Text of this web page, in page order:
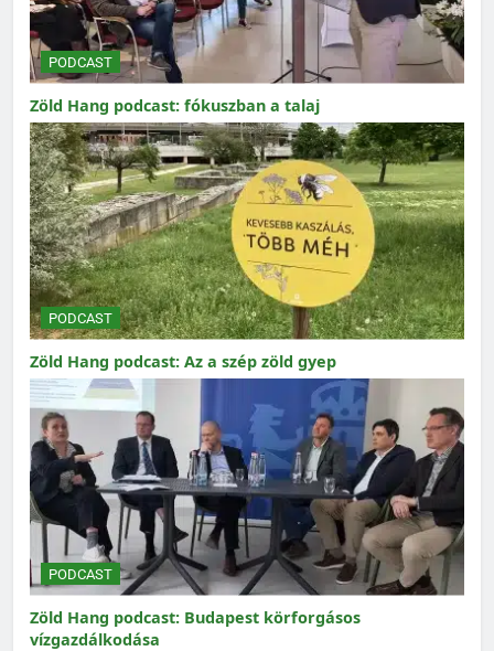
PODCAST
Zöld Hang podcast: fókuszban a talaj
PODCAST
Zöld Hang podcast: Az a szép zöld gyep
PODCAST
Zöld Hang podcast: Budapest körforgásos
vízgazdálkodása